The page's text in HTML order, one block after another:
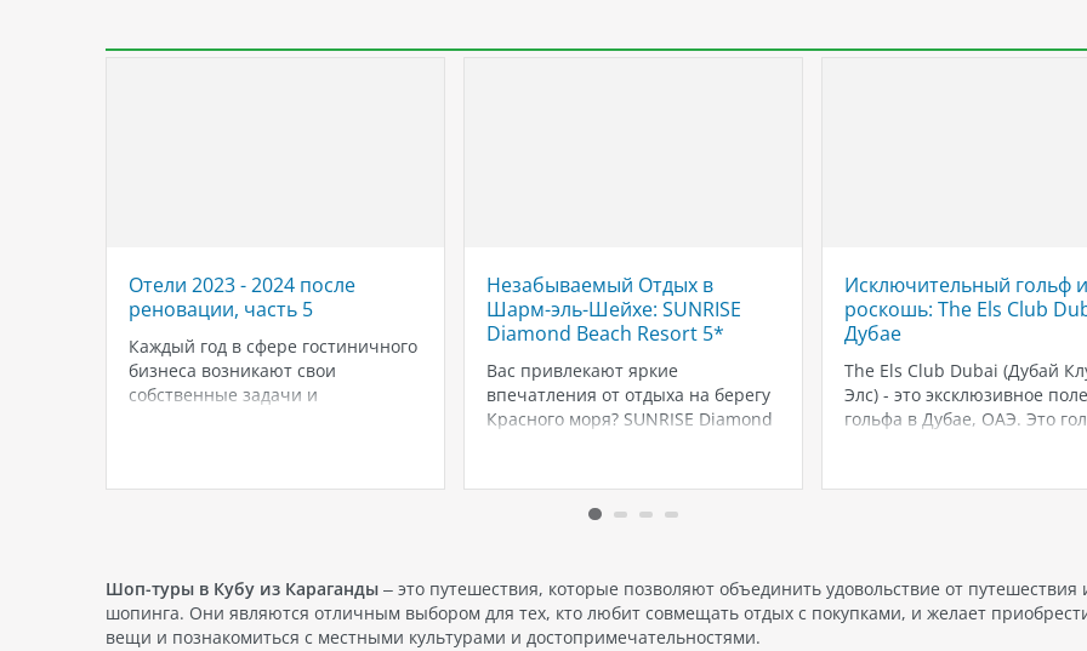
Отели 2023 - 2024 после
реновации, часть 5
Каждый год в сфере гостиничного
бизнеса возникают свои
собственные задачи и
миру обратили внимание на
Реновация в…
Незабываемый Отдых в
Шарм-эль-Шейхе: SUNRISE
Diamond Beach Resort 5*
Вас привлекают яркие
впечатления от отдыха на берегу
Красного моря? SUNRISE Diamond
мечта о совершенном отдыхе
станет реальностью. Этот
районе Эль-Хадаба, предлагает
непревзойденные условия для…
Исключительный гольф и
роскошь: The Els Club
Дубае
The Els Club Dubai (Дубай
Элс) - это эксклюзивное
гольфа в Дубае, ОАЭ. Это
Эрни Элсом, известным
Шоп-туры в Кубу из Караганды – это путешествия, которые позволяют объединить удовольствие от путешествия
шопинга. Они являются отличным выбором для тех, кто любит совмещать отдых с покупками, и желает
вещи и познакомиться с местными культурами и достопримечательностями.